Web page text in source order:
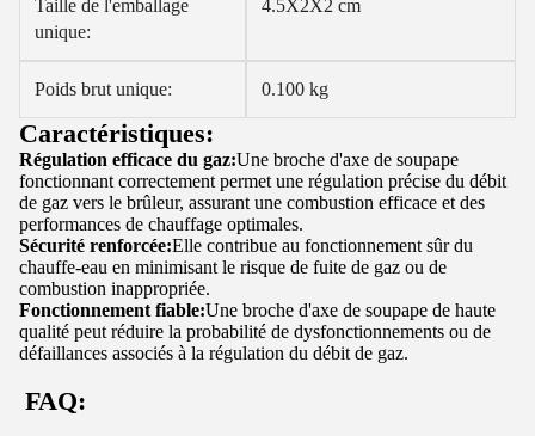
Taille de l'emballage
unique:
4.5X2X2 cm
Poids brut unique: 0.100 kg
Caractéristiques:
Régulation efficace du gaz:Une broche d'axe de soupape
fonctionnant correctement permet une régulation précise du débit
de gaz vers le brûleur, assurant une combustion efficace et des
performances de chauffage optimales.
Sécurité renforcée:Elle contribue au fonctionnement sûr du
chauffe-eau en minimisant le risque de fuite de gaz ou de
combustion inappropriée.
Fonctionnement fiable:Une broche d'axe de soupape de haute
qualité peut réduire la probabilité de dysfonctionnements ou de
défaillances associés à la régulation du débit de gaz.
FAQ: